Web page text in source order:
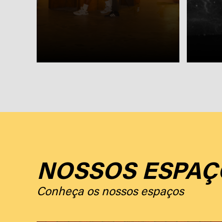
NOSSOS
Conheça os nossos espaços